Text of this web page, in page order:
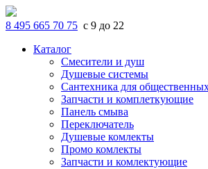
8 495 665 70 75 с 9 до 22
Каталог
Смесители и душ
Душевые системы
Сантехника для
Запчасти и комплеткующие
Панель смыва
Переключатель
Душевые комлекты
Промо комлекты
Запчасти и комлектующие